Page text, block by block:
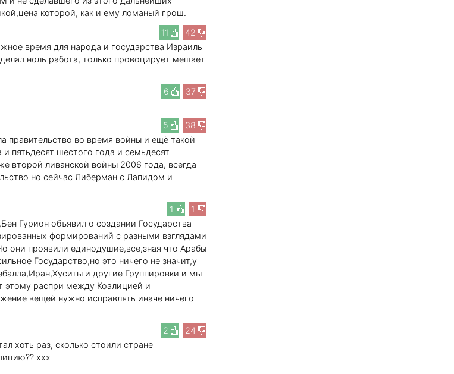
которой, как и ему ломаный грош.
11
42
время для народа и государства Израиль
ноль работа, только провоцирует мешает
6
37
5
38
правительство во время войны и ещё такой
пятьдесят шестого года и семьдесят
второй ливанской войны 2006 года, всегда
но сейчас Либерман с Лапидом и
1
1
Гурион объявил о создании Государства
формирований с разными взглядами
они проявили единодушие,все,зная что Арабы
Государство,но это ничего не значит,у
и другие Группировки и мы
распри между Коалицией и
вещей нужно исправлять иначе ничего
2
24
хоть раз, сколько стоили стране
xxx